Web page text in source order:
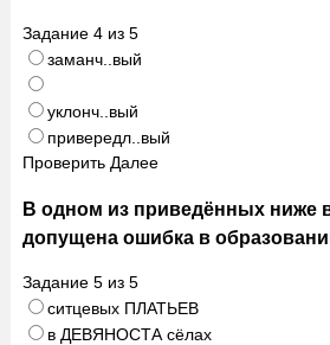
Задание 4из 5
заманч..вый
уклонч..вый
привередл..вый
Проверить Далее
В одном из приведённых ниже
допущена ошибка в
Задание 5из 5
ситцевых ПЛАТЬЕВ
в ДЕВЯНОСТА сёлах